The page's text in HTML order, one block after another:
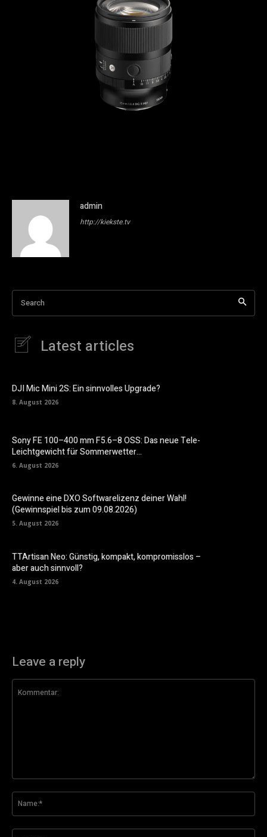
admin
http://kiekste.tv
Search
Latest articles
DJI Mic Mini 2S: Ein sinnvolles Upgrade?
8. August 2026
Sony FE 100–400 mm F5.6–8 OSS: Das neue Tele-
Leichtgewicht für Sommerwetter…
6. August 2026
Gewinne eine DXO Softwarelizenz deiner Wahl!
(Gewinnspiel bis zum 09.08.2026)
5. August 2026
TTArtisan Neo: Günstig, kompakt, kompromisslos –
aber auch sinnvoll?
4. August 2026
Leave a reply